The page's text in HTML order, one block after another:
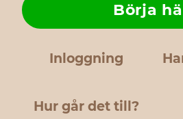
Inloggning
Hur går det till?
Börja